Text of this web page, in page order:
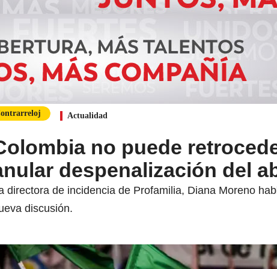
Actualidad
no puede
despenalización del
directora de incidencia de Profamilia, Diana Moreno
discusión.